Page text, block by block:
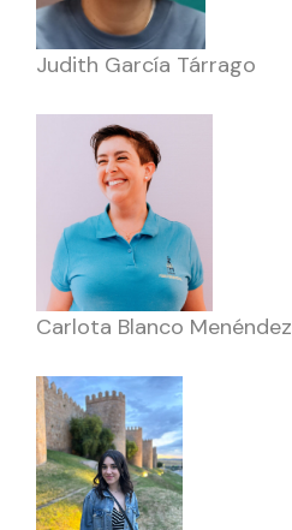
Judith García Tárrago
Carlota Blanco Menéndez